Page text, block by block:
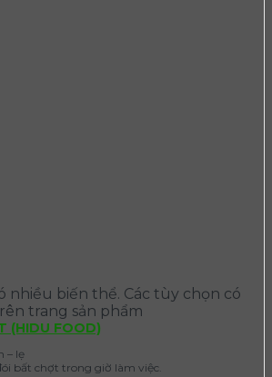
nhiều biến thể. Các tùy chọn có
trang sản phẩm
(HIDU FOOD)
– lẹ
bất chợt trong giờ làm việc.